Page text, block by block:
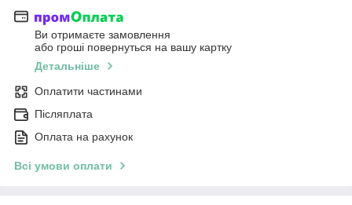
Ви отримаєте замовлення
або гроші повернуться на вашу картку
Детальніше
Оплатити частинами
Післяплата
Оплата на рахунок
Всі умови оплати